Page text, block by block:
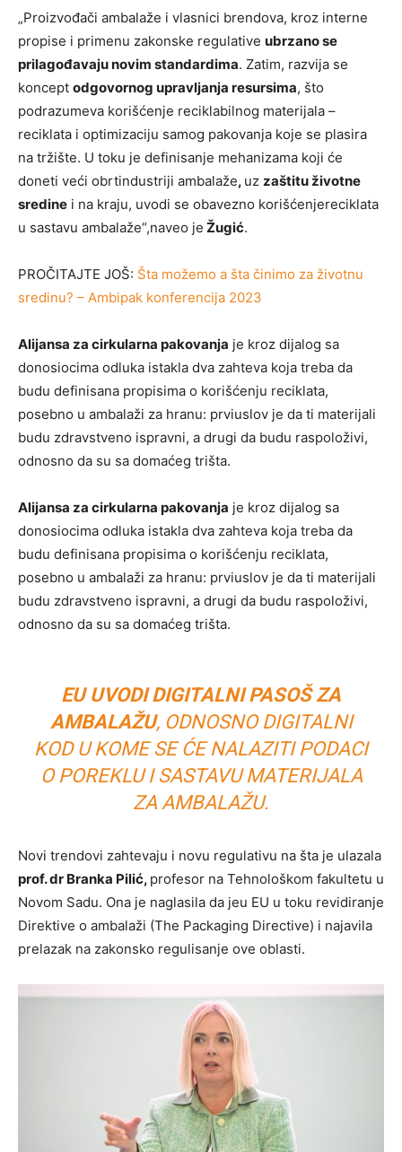
„Proizvođači ambalaže i vlasnici brendova, kroz interne
propise i primenu zakonske regulative ubrzano se
prilagođavaju novim standardima. Zatim, razvija se
koncept odgovornog upravljanja resursima, što
podrazumeva korišćenje reciklabilnog materijala –
reciklata i optimizaciju samog pakovanja koje se plasira
na tržište. U toku je definisanje mehanizama koji će
doneti veći obrtindustriji ambalaže, uz zaštitu životne
sredine i na kraju, uvodi se obavezno korišćenjereciklata
u sastavu ambalaže“,naveo je Žugić.
PROČITAJTE JOŠ: Šta možemo a šta činimo za životnu
sredinu? – Ambipak konferencija 2023
Alijansa za cirkularna pakovanja je kroz dijalog sa
donosiocima odluka istakla dva zahteva koja treba da
budu definisana propisima o korišćenju reciklata,
posebno u ambalaži za hranu: prviuslov je da ti materijali
budu zdravstveno ispravni, a drugi da budu raspoloživi,
odnosno da su sa domaćeg trišta.
Alijansa za cirkularna pakovanja je kroz dijalog sa
donosiocima odluka istakla dva zahteva koja treba da
budu definisana propisima o korišćenju reciklata,
posebno u ambalaži za hranu: prviuslov je da ti materijali
budu zdravstveno ispravni, a drugi da budu raspoloživi,
odnosno da su sa domaćeg trišta.
EU UVODI DIGITALNI PASOŠ ZA
AMBALAŽU, ODNOSNO DIGITALNI
KOD U KOME SE ĆE NALAZITI PODACI
O POREKLU I SASTAVU MATERIJALA
ZA AMBALAŽU.
Novi trendovi zahtevaju i novu regulativu na šta je ulazala
prof. dr Branka Pilić, profesor na Tehnološkom fakultetu u
Novom Sadu. Ona je naglasila da jeu EU u toku revidiranje
Direktive o ambalaži (The Packaging Directive) i najavila
prelazak na zakonsko regulisanje ove oblasti.